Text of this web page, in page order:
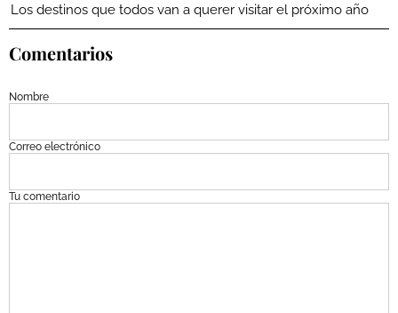
Los destinos que todos van a querer visitar el próximo año
Comentarios
Nombre
Correo electrónico
Tu comentario